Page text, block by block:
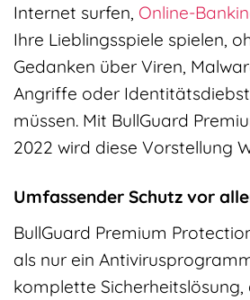
Internet surfen, Online-
Ihre Lieblingsspiele spielen,
Gedanken über Viren,
Angriffe oder
müssen. Mit BullGuard
2022 wird diese Vorstellung
Umfassender Schutz vor
BullGuard Premium
als nur ein
komplette Sicherheitslösung,